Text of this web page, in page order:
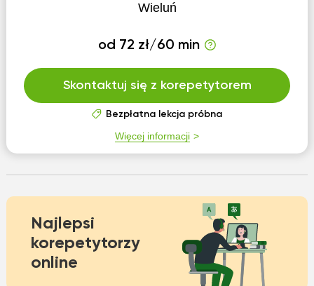
Wieluń
od 72 zł/60 min
Skontaktuj się z korepetytorem
Bezpłatna lekcja próbna
Więcej informacji
Najlepsi
korepetytorzy
online